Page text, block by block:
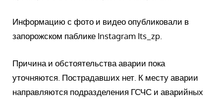
Информацию с фото и видео опубликовали в
запорожском паблике Instagram Its_zp.
Причина и обстоятельства аварии пока
уточняются. Пострадавших нет. К месту аварии
направляются подразделения ГСЧС и аварийных